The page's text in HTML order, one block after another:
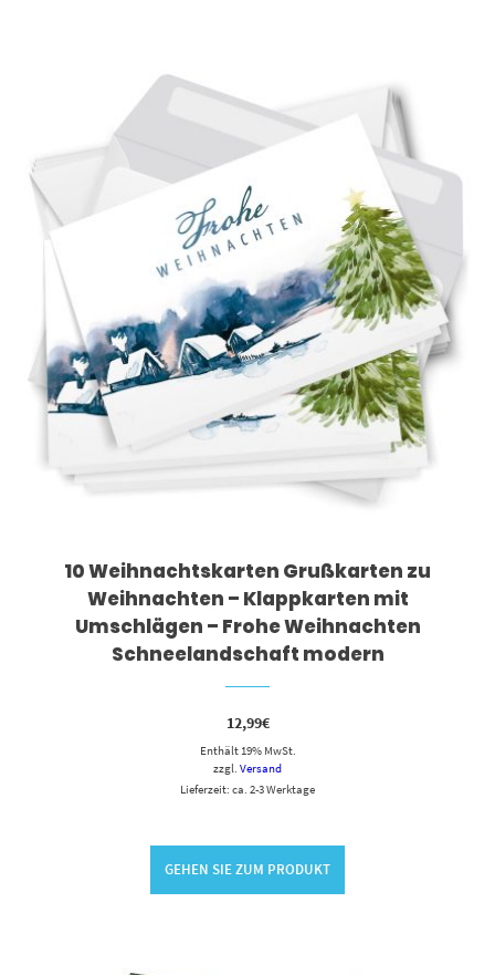
10 Weihnachtskarten Grußkarten zu
Weihnachten – Klappkarten mit
Umschlägen – Frohe Weihnachten
Schneelandschaft modern
12,99€
Enthält 19% MwSt.
zzgl. Versand
Lieferzeit: ca. 2-3 Werktage
GEHEN SIE ZUM PRODUKT